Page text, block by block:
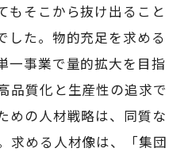
もそこから抜け出ること
した。物的充足を求める
一事業で量的拡大を目指
品質化と生産性の追求で
めの人材戦略は、同質な
求める人材像は、「集団